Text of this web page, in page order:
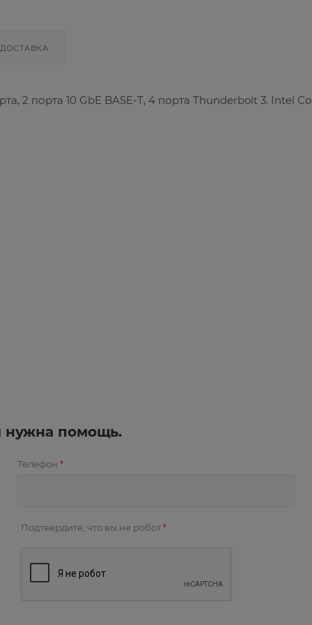
ДОСТАВКА
2 порта 10 GbE BASE-T, 4 порта Thunderbolt 3. Intel
нужна помощь.
Телефон*
Подтвердите, что вы не робот *